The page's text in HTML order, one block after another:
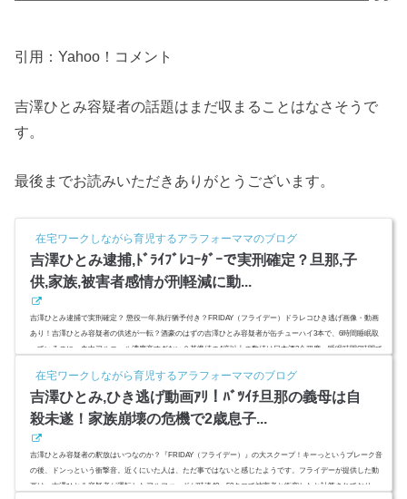
引用：Yahoo！コメント
吉澤ひとみ容疑者の話題はまだ収まることはなさそうで
す。
最後までお読みいただきありがとうございます。
在宅ワークしながら育児するアラフォーママのブログ
吉澤ひとみ逮捕,ﾄﾞﾗｲﾌﾞﾚｺｰﾀﾞｰで実刑確定？旦那,子
供,家族,被害者感情が刑軽減に動...
吉澤ひとみ逮捕で実刑確定？ 懲役一年,執行猶予付き？FRIDAY（フライデー）ドラレコひき逃げ画像・動画
あり！吉澤ひとみ容疑者の供述が一転？酒豪のはずの吉澤ひとみ容疑者が缶チューハイ3本で、6時間睡眠取
っているのに、血中アルコール濃度高すぎない？基準値の4倍以上の数値は日本酒3合程度。睡眠時間6時間で
缶チューハイ6本分相当を吉澤ひとみ容疑者が摂取したことになるはずですが。。。吉澤ひとみ容疑者がモー
ニング娘。時代...
在宅ワークしながら育児するアラフォーママのブログ
吉澤ひとみ,ひき逃げ動画ｱﾘ！ﾊﾞﾂｲﾁ旦那の義母は自
殺未遂！家族崩壊の危機で2歳息子...
吉澤ひとみ容疑者の釈放はいつなのか？『FRIDAY（フライデー）』の大スクープ！キーっというブレーク音
の後、ドンっという衝撃音。近くにいた人は、ただ事ではないと感じたようです。フライデーが提供した動
画は、吉澤ひとみ容疑者が運転したアルファードが時速40～50キロで被害者と衝突したと計算されており、